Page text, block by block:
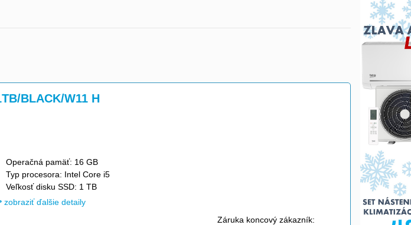
BLACK/W11 H
Operačná pamäť: 16 GB
Typ procesora: Intel Core i5
Veľkosť disku SSD: 1 TB
zobraziť ďalšie detaily
Záruka koncový zákazník: